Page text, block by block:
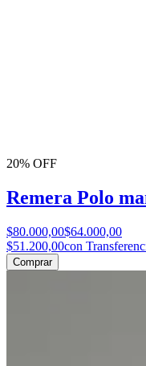
20% OFF
Remera Polo
$80.000,00$64.000,00
$51.200,00con
Comprar